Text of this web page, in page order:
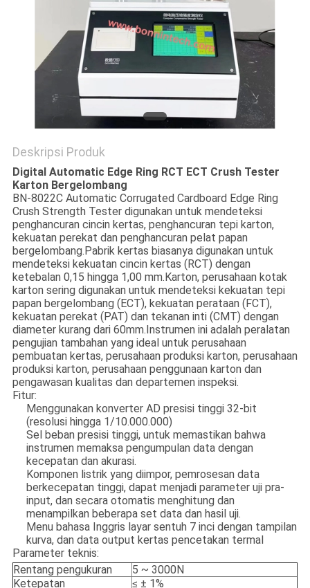
Deskripsi Produk
Digital Automatic Edge Ring RCT ECT Crush Tester
Karton Bergelombang
BN-8022C Automatic Corrugated Cardboard Edge Ring
Crush Strength Tester digunakan untuk mendeteksi
penghancuran cincin kertas, penghancuran tepi karton,
kekuatan perekat dan penghancuran pelat papan
bergelombang.Pabrik kertas biasanya digunakan untuk
mendeteksi kekuatan cincin kertas (RCT) dengan
ketebalan 0,15 hingga 1,00 mm.Karton, perusahaan kotak
karton sering digunakan untuk mendeteksi kekuatan tepi
papan bergelombang (ECT), kekuatan perataan (FCT),
kekuatan perekat (PAT) dan tekanan inti (CMT) dengan
diameter kurang dari 60mm.Instrumen ini adalah peralatan
pengujian tambahan yang ideal untuk perusahaan
pembuatan kertas, perusahaan produksi karton, perusahaan
produksi karton, perusahaan penggunaan karton dan
pengawasan kualitas dan departemen inspeksi.
Fitur:
Menggunakan konverter AD presisi tinggi 32-bit
(resolusi hingga 1/10.000.000)
Sel beban presisi tinggi, untuk memastikan bahwa
instrumen memaksa pengumpulan data dengan
kecepatan dan akurasi.
Komponen listrik yang diimpor, pemrosesan data
berkecepatan tinggi, dapat menjadi parameter uji pra-
input, dan secara otomatis menghitung dan
menampilkan beberapa set data dan hasil uji.
Menu bahasa Inggris layar sentuh 7 inci dengan tampilan
kurva, dan data output kertas pencetakan termal
Parameter teknis:
Rentang pengukuran
5 ~ 3000N
Ketepatan
≤ ± 1%